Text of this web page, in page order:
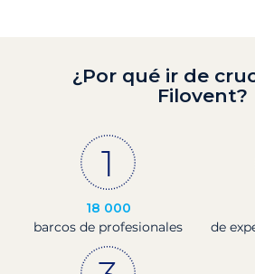
¿Por qué ir de
Filovent?
18 000
barcos de profesionales
de